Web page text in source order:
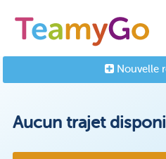
Nouvelle
Aucun trajet